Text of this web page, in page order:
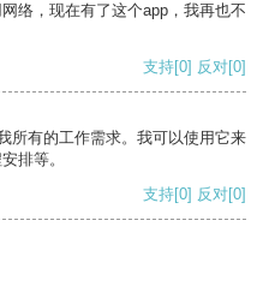
络，现在有了这个app，我再也不
支持[0] 反对[0]
所有的工作需求。我可以使用它来
排等。
支持[0] 反对[0]